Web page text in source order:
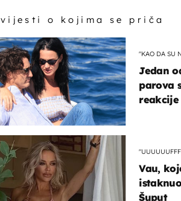
vijesti o kojima se priča
"KAO DA SU
Jedan
parova
Vau,
Šuput